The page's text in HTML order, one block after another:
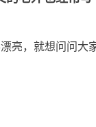
亮，就想问问大